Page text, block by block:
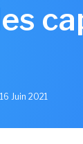
Juin 2021